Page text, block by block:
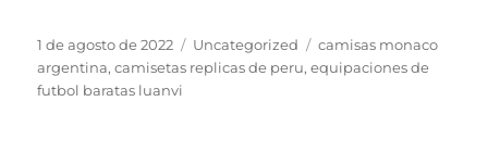
Publicado
el
1 de agosto de 2022 Categorías
Uncategorized Etiquetas
camisas monaco
argentina,camisetas replicas de peru,equipaciones de
futbol baratas luanvi